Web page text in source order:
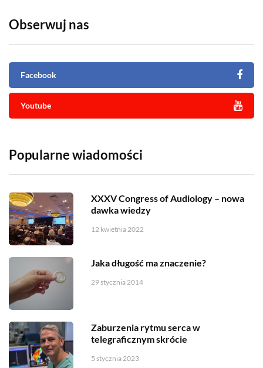
Obserwuj nas
Facebook
Youtube
Popularne wiadomości
XXXV Congress of Audiology – nowa
dawka wiedzy
12 kwietnia 2022
Jaka długość ma znaczenie?
29 stycznia 2014
Zaburzenia rytmu serca w
telegraficznym skrócie
5 stycznia 2023